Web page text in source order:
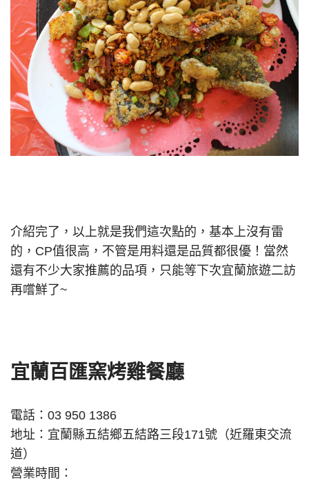
介紹完了，以上就是我們這次點的，基本上沒有雷
的，CP值很高，不管是用料還是品質都很優！當然
還有不少大家推薦的品項，只能等下次宜蘭旅遊二訪
再嚐鮮了~
宜蘭百匯窯烤雞餐廳
電話：03 950 1386
地址：宜蘭縣五結鄉五結路三段171號（近羅東交流
道）
營業時間：